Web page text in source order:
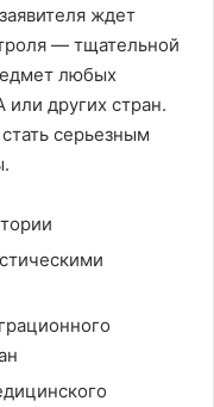
заявителя ждет
— тщательной
любых
других стран.
серьезным